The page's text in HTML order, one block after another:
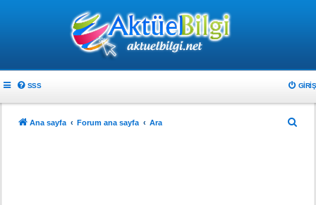
SSS GIRIŞ
Ana sayfa Forum ana sayfa Ara